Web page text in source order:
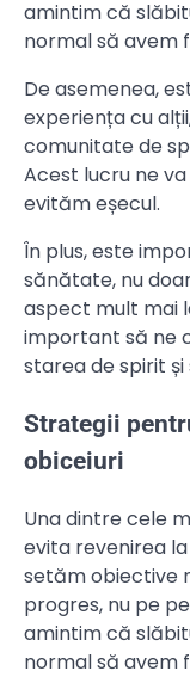
amintim că
normal să avem
De asemenea,
experiența cu
comunitate de
Acest lucru ne
evităm eșecul.
În plus, este
sănătate, nu
aspect mult mai
important să ne
starea de spirit
Strategii
obiceiuri
Una dintre cele
evita revenirea
setăm obiective
progres, nu pe
amintim că
normal să avem